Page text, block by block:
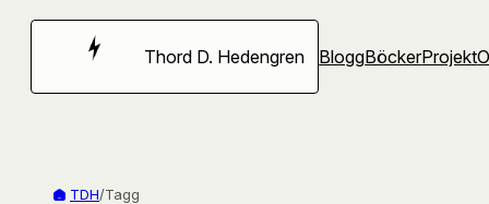
Hoppa
Thord D. Hedengren BloggBöckerProjekt
TDH/Tagg